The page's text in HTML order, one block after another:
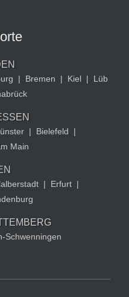
| Bremen | Kiel |
Lüb
| Bielefeld
|
Main
| Erfurt |
Schwenningen